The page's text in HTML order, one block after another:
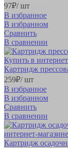
97₽/ шт
В избранное
В избранном
Сравнить
В сравнении
Картридж
259₽/ шт
В избранное
В избранном
Сравнить
В сравнении
Картридж